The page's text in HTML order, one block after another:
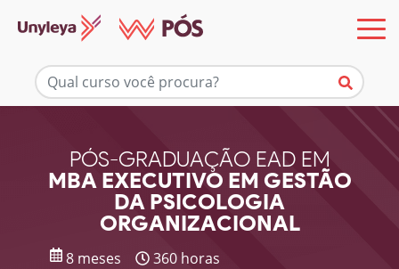
PÓS-GRADUAÇÃO EAD EM
MBA EXECUTIVO EM GESTÃO
DA PSICOLOGIA
ORGANIZACIONAL
8 meses 360 horas
Mais informações